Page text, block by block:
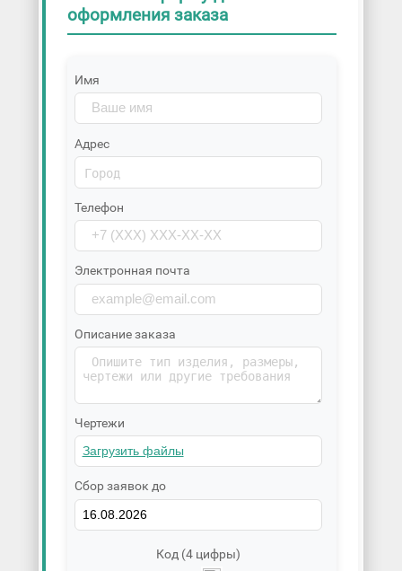
оформления заказа
Имя
Адрес
Телефон
Электронная почта
Описание заказа
Чертежи
Сбор заявок до
Код (4 цифры)